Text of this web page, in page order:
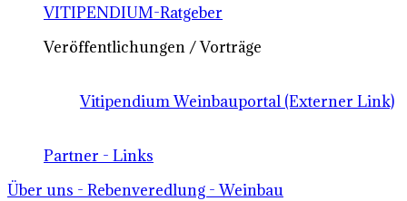
VITIPENDIUM-Ratgeber
Veröffentlichungen / Vorträge
Vitipendium Weinbauportal (Externer Link)
Partner - Links
Über uns - Rebenveredlung - Weinbau